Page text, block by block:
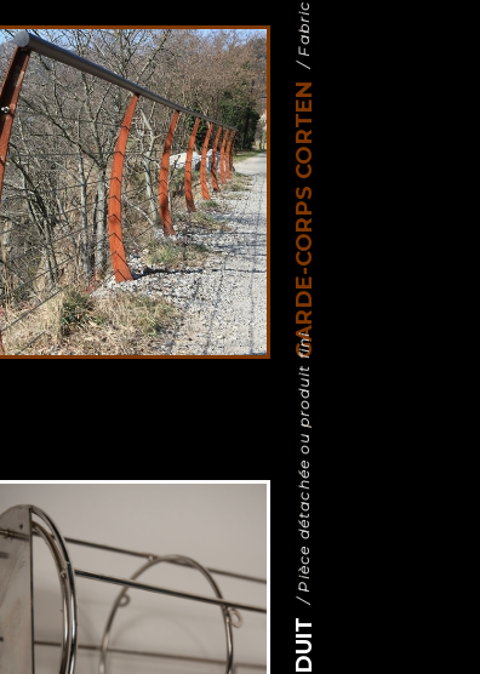
GARDE-CORPS CORTEN
/ Pièce détachée ou produit fini